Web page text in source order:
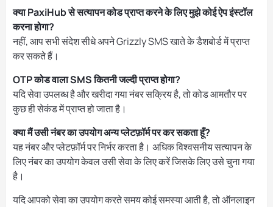
क्या PaxiHub से सत्यापन कोड प्राप्त करने के लिए मुझे कोई ऐप इंस्टॉल
करना होगा?
नहीं, आप सभी संदेश सीधे अपने Grizzly SMS खाते के डैशबोर्ड में प्राप्त
कर सकते हैं।
OTP कोड वाला SMS कितनी जल्दी प्राप्त होगा?
यदि सेवा उपलब्ध है और खरीदा गया नंबर सक्रिय है, तो कोड आमतौर पर
कुछ ही सेकंड में प्राप्त हो जाता है।
क्या मैं उसी नंबर का उपयोग अन्य प्लेटफ़ॉर्म पर कर सकता हूँ?
यह नंबर और प्लेटफ़ॉर्म पर निर्भर करता है। अधिक विश्वसनीय सत्यापन के
लिए नंबर का उपयोग केवल उसी सेवा के लिए करें जिसके लिए उसे चुना गया
है।
यदि आपको सेवा का उपयोग करते समय कोई समस्या आती है, तो ऑनलाइन